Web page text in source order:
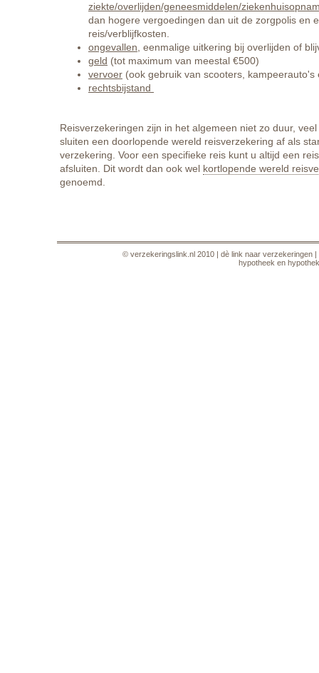
ziekte/overlijden/geneesmiddelen/
dan hogere vergoedingen dan uit de zorgpolis en
reis/verblijfkosten.
ongevallen , eenmalige uitkering bij overlijden of
geld (tot maximum van meestal €500)
vervoer (ook gebruik van scooters, kampeerauto's
rechtsbijstand
Reisverzekeringen zijn in het algemeen niet zo duur,
sluiten een doorlopende wereld reisverzekering af als
verzekering. Voor een specifieke reis kunt u altijd een
afsluiten. Dit wordt dan ook wel kortlopende wereld
genoemd.
© verzekeringslink.nl2010 | dè link naar verzekeringen|
hypotheek en